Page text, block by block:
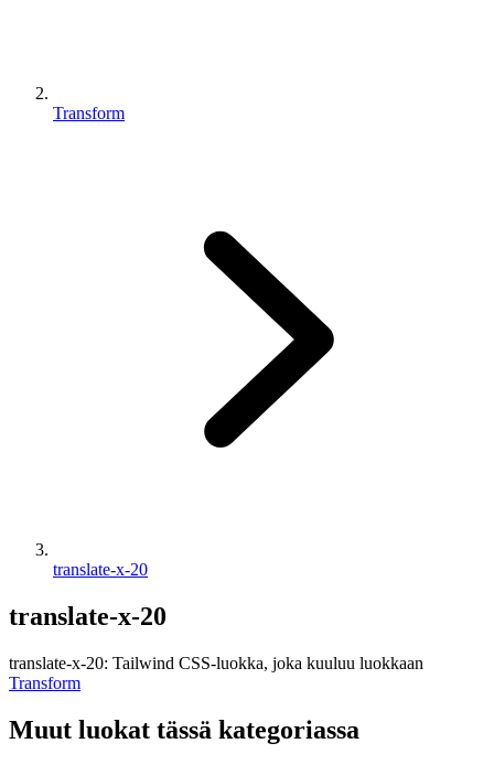
Transform
translate-x-20
translate-x-20
translate-x-20: Tailwind CSS-luokka, joka kuuluu luokkaan
Transform
Muut luokat tässä kategoriassa